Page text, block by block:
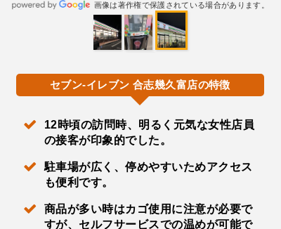
画像は著作権で保護されている場合があります。
セブン-イレブン 合志幾久富店の特徴
12時頃の訪問時、明るく元気な女性店員
の接客が印象的でした。
駐車場が広く、停めやすいためアクセス
も便利です。
商品が多い時はカゴ使用に注意が必要で
すが、セルフサービスでの温めが可能で